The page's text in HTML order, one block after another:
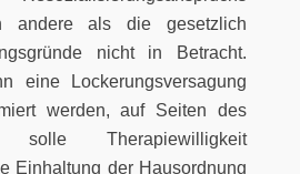
andere als die gesetzlich
nicht in Betracht.
eine Lockerungsversagung
werden, auf Seiten des
solle Therapiewilligkeit
Einhaltung der Hausordnung